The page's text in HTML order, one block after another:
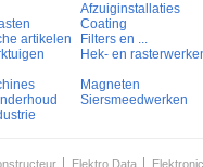
Afzuiginstallaties
Coating
artikelen
Filters en ...
Hek- en
Magneten
Siersmeedwerken
Elektro Data